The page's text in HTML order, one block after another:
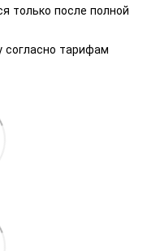
только после полной
согласно тарифам